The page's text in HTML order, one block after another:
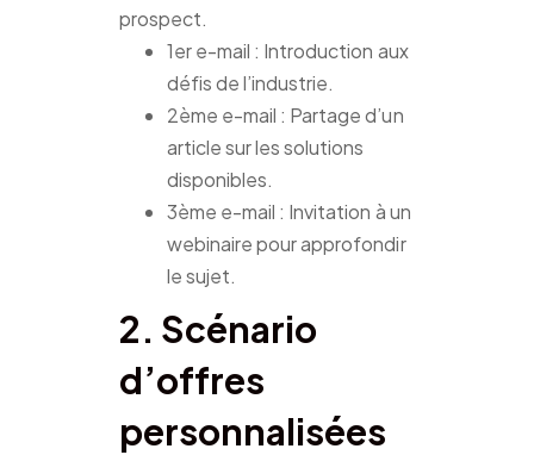
prospect.
1er e-mail : Introduction aux
défis de l’industrie.
2ème e-mail : Partage d’un
article sur les solutions
disponibles.
3ème e-mail : Invitation à un
webinaire pour approfondir
le sujet.
2. Scénario
d’offres
personnalisées